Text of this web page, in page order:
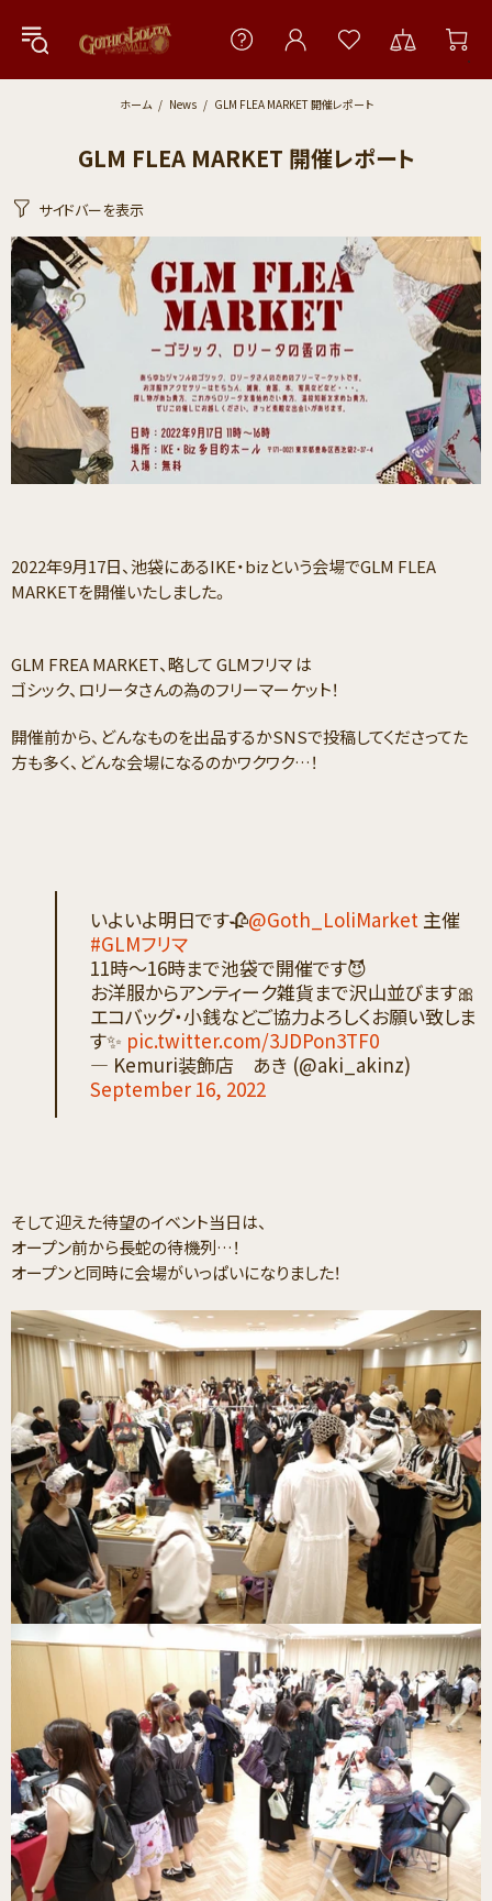
ホーム News GLM FLEA MARKET 開催レポート
GLM FLEA MARKET 開催レポート
サイドバーを表示
2022年9月17日、池袋にあるIKE・bizという会場でGLM FLEA
MARKETを開催いたしました。
GLM FREA MARKET、略して GLMフリマ は
ゴシック、ロリータさんの為のフリーマーケット！
開催前から、どんなものを出品するかSNSで投稿してくださってた
方も多く、どんな会場になるのかワクワク…！
いよいよ明日です🥀@Goth_LoliMarket 主催
#GLMフリマ
11時〜16時まで池袋で開催です😈
お洋服からアンティーク雑貨まで沢山並びます🎀
エコバッグ・小銭などご協力よろしくお願い致しま
す✨ pic.twitter.com/3JDPon3TF0
— Kemuri装飾店 あき (@aki_akinz)
September 16, 2022
そして迎えた待望のイベント当日は、
オープン前から長蛇の待機列…！
オープンと同時に会場がいっぱいになりました！